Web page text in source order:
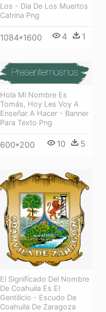
Los - Dia De Los Muertos
Catrina Png
1084*1600 4 1
Hola Mi Nombre Es
Tomás, Hoy Les Voy A
Enseñar A Hacer - Banner
Para Texto Png
600*200 10 5
El Significado Del Nombre
De Coahuila Es El
Gentilicio - Escudo De
Coahuila De Zaragoza